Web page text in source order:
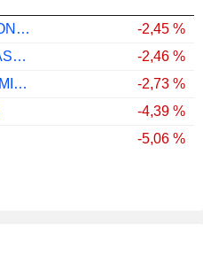
AUCKLAND INTERNATIONAL AIRPORT LIMITED
-2,45 %
DALRYMPLE BAY INFRASTRUCTURE LIMITED
-2,46 %
TABCORP HOLDINGS LIMITED
-2,73 %
-4,39 %
-5,06 %